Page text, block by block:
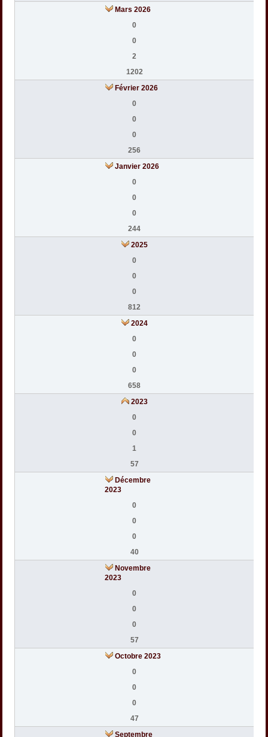
Mars 2026
0
0
2
1202
Février 2026
0
0
0
256
Janvier 2026
0
0
0
244
2025
0
0
0
812
2024
0
0
0
658
2023
0
0
1
57
Décembre
2023
0
0
0
40
Novembre
2023
0
0
0
57
Octobre 2023
0
0
0
47
Septembre